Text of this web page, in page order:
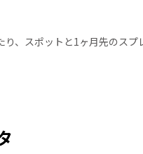
り、スポットと1ヶ月先のス